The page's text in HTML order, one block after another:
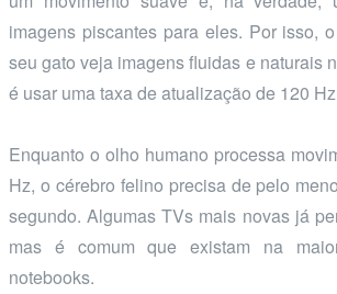
imagens piscantes para eles. Por isso,
seu gato veja imagens fluidas e naturais
é usar uma taxa de atualização de 120
Enquanto o olho humano processa
Hz, o cérebro felino precisa de pelo
segundo. Algumas TVs mais novas já
mas é comum que existam na
notebooks.